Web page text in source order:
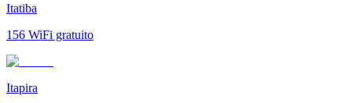
Itatiba
156 WiFi gratuito
Itapira